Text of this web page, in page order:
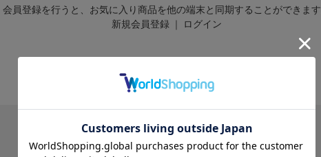
会員登録を行うと、お気に入り商品を他の端末と同期することができます
新規会員登録 ｜ ログイン